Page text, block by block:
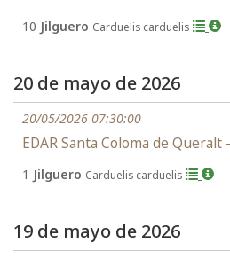
10 Jilguero Carduelis carduelis
20 de mayo de 2026
20/05/2026 07:30:00
EDAR Santa Coloma de Queralt -
1 Jilguero Carduelis carduelis
19 de mayo de 2026